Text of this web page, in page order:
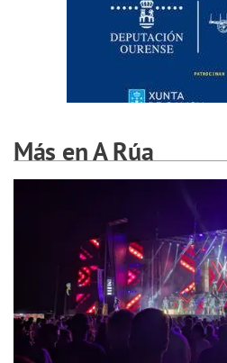
Más en A Rúa